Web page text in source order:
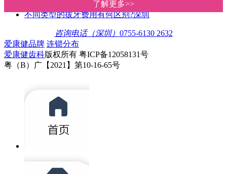
了解更多>>
了解更多>>
深圳罗湖牙科诊所拔牙收费贵唔贵
不同类型的拔牙费用有何区别?深圳
咨询电话（深圳） 0755-6130 2632
爱康健品牌 连锁分布
爱康健齿科版权所有 粤ICP备12058131号
粤（B）广【2021】第10-16-65号